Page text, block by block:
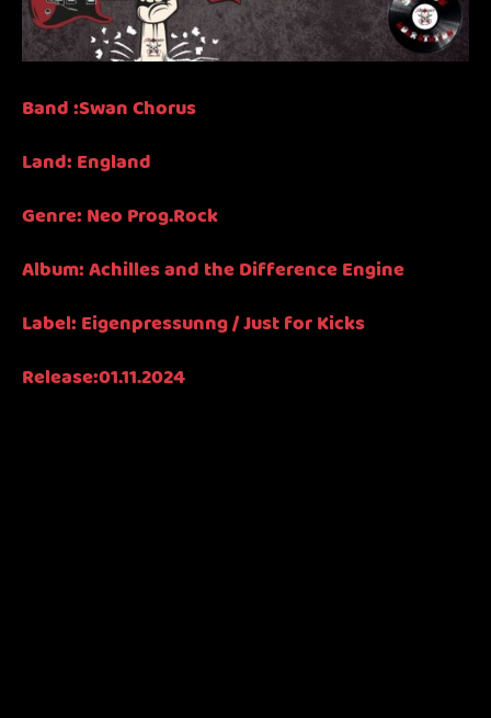
Band :Swan Chorus
Land: England
Genre: Neo Prog.Rock
Album: Achilles and the Difference Engine
Label: Eigenpressunng / Just for Kicks
Release:01.11.2024